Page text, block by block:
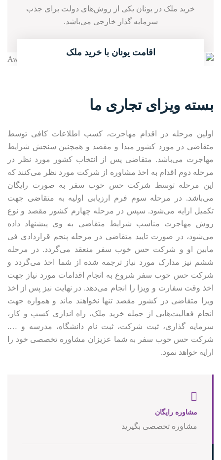
خرید ملک در یونان یکی از روش‌های دولت برای جذب
سرمایه گذار خارجی می‌باشد.
اقامت یونان با خرید ملک 03
بسته ویزای تجاری ما
اولین مرحله در اقدام مهاجرت، کسب اطلاعات کافی توسط
متقاضی در مورد کشور مبدا و مقصد و همچنین سنجش شرایط
مهاجرت می‌باشد. متقاضی پس از انتخاب کشور مورد نظر در
مرحله دوم اقدام به اخذ مشاوره از شرکت مورد نظر می‌کنند که
این مرحله توسط شرکت حس خوب سفر به صورت رایگان
می‌باشد. در مرحله سوم فرم ارزیابی اولیه به متقاضی جهت
تکمیل ارایه می‌شود. سپس در مرحله چهارم کشور مقصد و نوع
روش مهاجرت مناسب شرایط متقاضی به وی پیشنهاد داده
می‌شود، در صورت تایید متقاضی در مرحله پنجم قراردادی فی
مابین او و شرکت حس خوب سفر منعقد می‌گردد. در مرحله
ششم نیز مدارک مورد نیاز ترجمه شده از شما اخذ می‌گردد و
شرکت حس خوب سفر شروع به انجام اقدامات مورد نیاز جهت
اخذ وقت سفارت و ویزا را انجام می‌دهد. در نهایت نیز پس از اخذ
ویزا متقاضی در کشور مقصد تنها نخواهند ماند و همواره جهت
انجام فعالیت‌هایی از جمله خرید ملک، راه اندازی کسب و کار،
سرمایه گذاری، ثبت شرکت، ثبت نام دانشگاه، مدرسه و ….
شرکت حس خوب سفر به شما عزیزان مشاوره تخصصی خود را
ارایه خواهد نمود.
مشاوره رایگان
مشاوره تخصصی بگیرید